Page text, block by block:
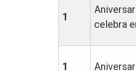
1
celebra
1